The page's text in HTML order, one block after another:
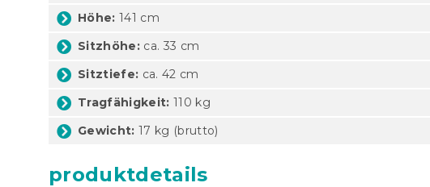
Höhe: 141 cm
Sitzhöhe: ca. 33 cm
Sitztiefe: ca. 42 cm
Tragfähigkeit: 110 kg
Gewicht: 17 kg (brutto)
produktdetails